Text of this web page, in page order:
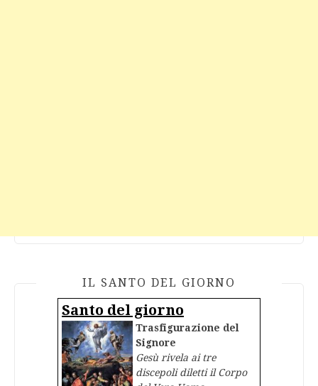
IL SANTO DEL GIORNO
Santo del giorno
Trasfigurazione del
Signore
Gesù rivela ai tre
discepoli diletti il Corpo